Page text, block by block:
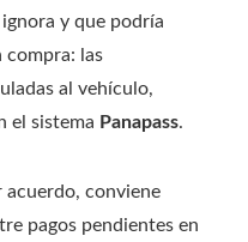
y que podría
compra: las
al vehículo,
el sistema Panapass.
conviene
pagos pendientes en